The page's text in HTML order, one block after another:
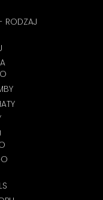
RODZAJ